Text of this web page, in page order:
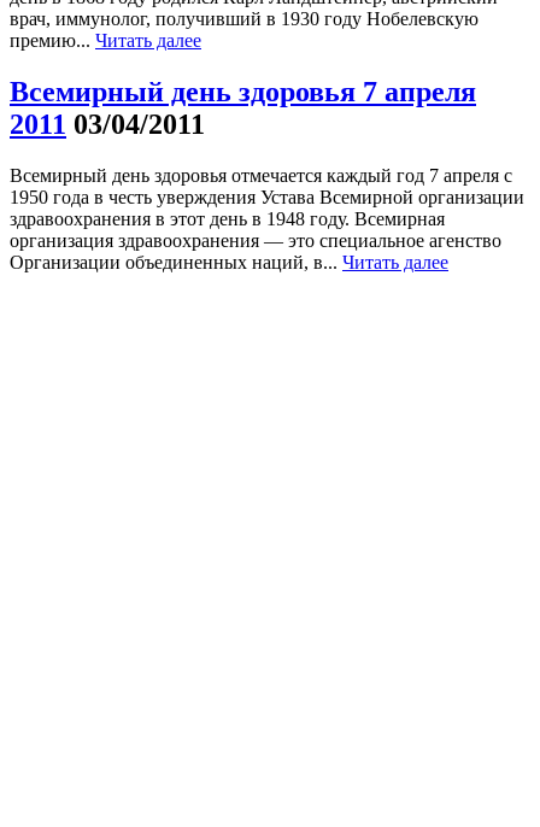
врач, иммунолог, получивший в 1930 году Нобелевскую
премию... Читать далее
Всемирный день здоровья 7 апреля
2011 03/04/2011
Всемирный день здоровья отмечается каждый год 7 апреля с
1950 года в честь уверждения Устава Всемирной организации
здравоохранения в этот день в 1948 году. Всемирная
организация здравоохранения — это специальное агенство
Организации объединенных наций, в... Читать далее